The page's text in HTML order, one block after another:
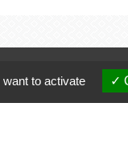
to activate